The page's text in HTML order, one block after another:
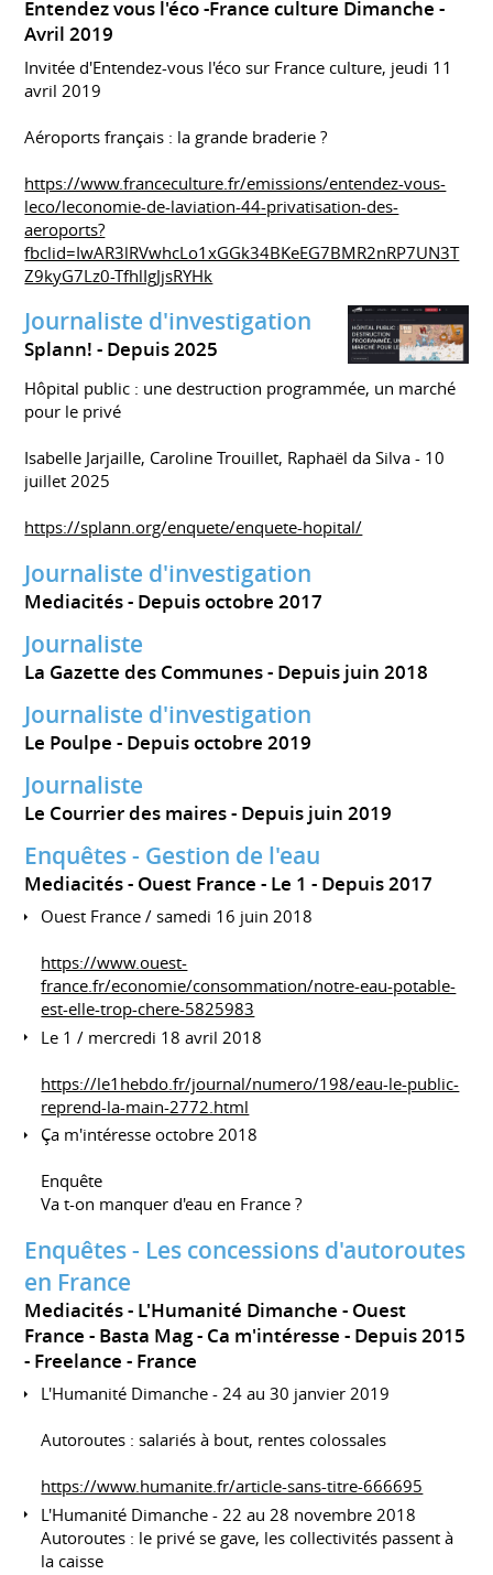
Entendez vous l'éco -France culture Dimanche
Avril 2019
Invitée d'Entendez-vous l'éco sur France culture, jeudi 11
avril 2019
Aéroports français : la grande braderie ?
https://www.franceculture.fr/emissions/entendez-vous-
leco/leconomie-de-laviation-44-privatisation-des-
aeroports?
fbclid=IwAR3lRVwhcLo1xGGk34BKeEG7BMR2nRP7UN3T
Z9kyG7Lz0-TfhlIgJjsRYHk
Journaliste d'investigation
Splann! Depuis 2025
Hôpital public : une destruction programmée, un marché
pour le privé
Isabelle Jarjaille, Caroline Trouillet, Raphaël da Silva - 10
juillet 2025
https://splann.org/enquete/enquete-hopital/
Journaliste d'investigation
Mediacités Depuis octobre 2017
Journaliste
La Gazette des Communes Depuis juin 2018
Journaliste d'investigation
Le Poulpe Depuis octobre 2019
Journaliste
Le Courrier des maires Depuis juin 2019
Enquêtes - Gestion de l'eau
Mediacités - Ouest France - Le 1 Depuis 2017
Ouest France / samedi 16 juin 2018
https://www.ouest-
france.fr/economie/consommation/notre-eau-potable-
est-elle-trop-chere-5825983
Le 1 / mercredi 18 avril 2018
https://le1hebdo.fr/journal/numero/198/eau-le-public-
reprend-la-main-2772.html
Ça m'intéresse octobre 2018
Enquête
Va t-on manquer d'eau en France ?
Enquêtes - Les concessions d'autoroutes
en France
Mediacités - L'Humanité Dimanche - Ouest
France - Basta Mag - Ca m'intéresse
Depuis 2015
Freelance
France
L'Humanité Dimanche - 24 au 30 janvier 2019
Autoroutes : salariés à bout, rentes colossales
https://www.humanite.fr/article-sans-titre-666695
L'Humanité Dimanche - 22 au 28 novembre 2018
Autoroutes : le privé se gave, les collectivités passent à
la caisse